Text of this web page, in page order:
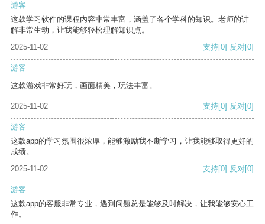
游客
这款学习软件的课程内容非常丰富，涵盖了各个学科的知识。老师的讲
解非常生动，让我能够轻松理解知识点。
2025-11-02
支持[0] 反对[0]
游客
这款游戏非常好玩，画面精美，玩法丰富。
2025-11-02 支持[0] 反对[0]
游客
这款app的学习氛围很浓厚，能够激励我不断学习，让我能够取得更好的
成绩。
2025-11-02
支持[0] 反对[0]
游客
这款app的客服非常专业，遇到问题总是能够及时解决，让我能够安心工
作。